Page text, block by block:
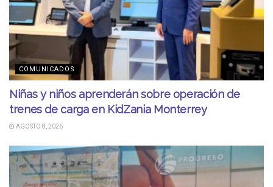
COMUNICADOS
Niñas y niños aprenderán sobre operación de
trenes de carga en KidZania Monterrey
AGOSTO 8, 2026